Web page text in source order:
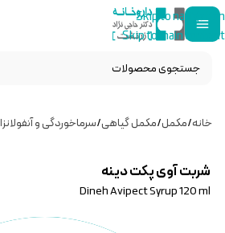
Skip to navigation
Skip to main content
خانه/مکمل/مکمل گیاهی/سرماخوردگی و آنفولانزا
شربت آوی پکت دینه
Dineh Avipect Syrup 120 ml